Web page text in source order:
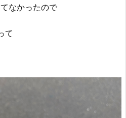
なかったので
て